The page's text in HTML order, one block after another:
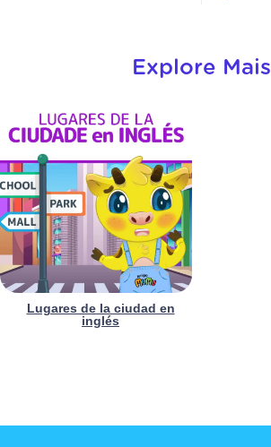
Explore Mais
Lugares de la ciudad en
inglés